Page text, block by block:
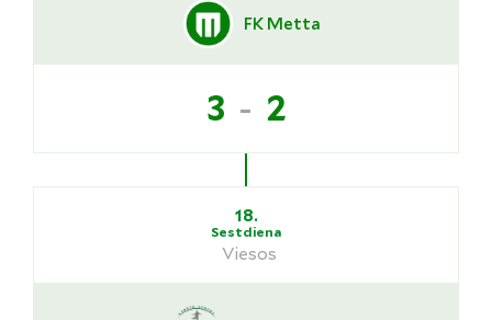
FK Metta
3 - 2
18.
Sestdiena
Viesos